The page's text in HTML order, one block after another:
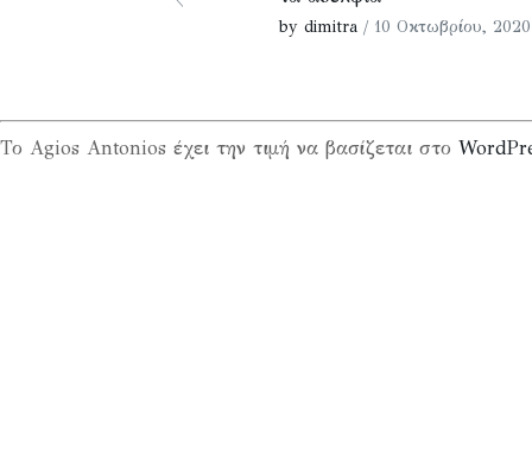
by dimitra / 10 Οκτωβρίου, 2020
Το Agios Antonios έχει την τιμή να βασίζεται στο